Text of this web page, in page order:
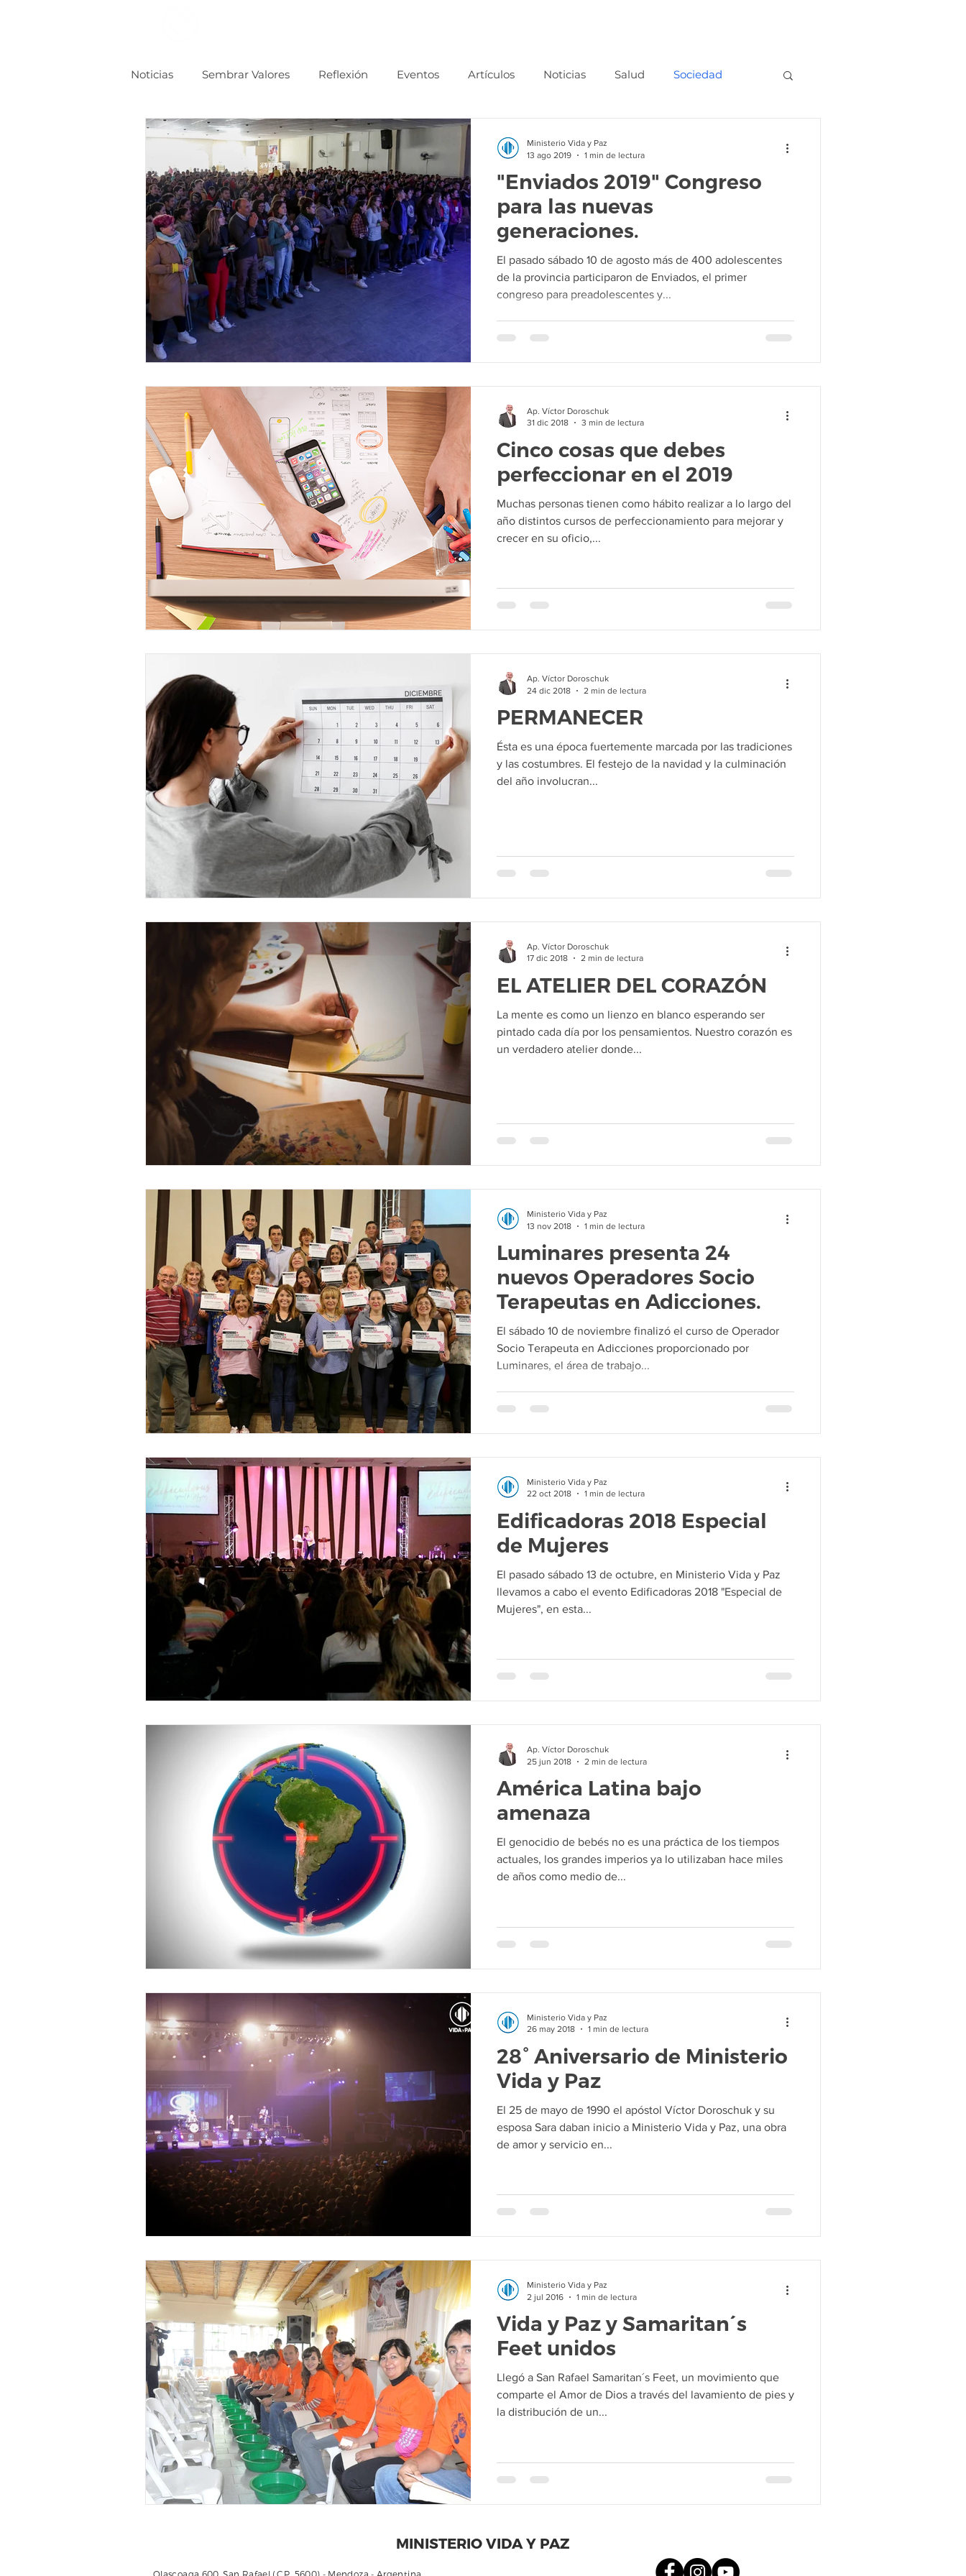
Noticias Sembrar Valores Reflexión Eventos Artículos Noticias Salud Sociedad
Familia Desde Lo Alto Videos Inspiracional
"Enviados 2019" Congreso
para las nuevas
generaciones.
El pasado sábado 10 de agosto más de 400 adolescentes
de la provincia participaron de Enviados, el primer
congreso para preadolescentes y...
Ministerio Vida y Paz
13 ago 2019
1 min de lectura
Cinco cosas que debes
perfeccionar en el 2019
Muchas personas tienen como hábito realizar a lo largo del
año distintos cursos de perfeccionamiento para mejorar y
crecer en su oficio,...
Ap. Víctor Doroschuk
31 dic 2018
3 min de lectura
PERMANECER
Ésta es una época fuertemente marcada por las tradiciones
y las costumbres. El festejo de la navidad y la culminación
del año involucran...
Ap. Víctor Doroschuk
24 dic 2018
2 min de lectura
EL ATELIER DEL CORAZÓN
La mente es como un lienzo en blanco esperando ser
pintado cada día por los pensamientos. Nuestro corazón es
un verdadero atelier donde...
Ap. Víctor Doroschuk
17 dic 2018
2 min de lectura
Luminares presenta 24
nuevos Operadores Socio
Terapeutas en Adicciones.
El sábado 10 de noviembre finalizó el curso de Operador
Socio Terapeuta en Adicciones proporcionado por
Luminares, el área de trabajo...
Ministerio Vida y Paz
13 nov 2018
1 min de lectura
Edificadoras 2018 Especial
de Mujeres
El pasado sábado 13 de octubre, en Ministerio Vida y Paz
llevamos a cabo el evento Edificadoras 2018 "Especial de
Mujeres", en esta...
Ministerio Vida y Paz
22 oct 2018
1 min de lectura
América Latina bajo
amenaza
El genocidio de bebés no es una práctica de los tiempos
actuales, los grandes imperios ya lo utilizaban hace miles
de años como medio de...
Ap. Víctor Doroschuk
25 jun 2018
2 min de lectura
28° Aniversario de Ministerio
Vida y Paz
El 25 de mayo de 1990 el apóstol Víctor Doroschuk y su
esposa Sara daban inicio a Ministerio Vida y Paz, una obra
de amor y servicio en...
Ministerio Vida y Paz
26 may 2018
1 min de lectura
Vida y Paz y Samaritan´s
Feet unidos
Llegó a San Rafael Samaritan´s Feet, un movimiento que
comparte el Amor de Dios a través del lavamiento de pies y
la distribución de un...
Ministerio Vida y Paz
2 jul 2016
1 min de lectura
MINISTERIO VIDA Y PAZ
Olascoaga 600, San Rafael (C.P. 5600) - Mendoza - Argentina.